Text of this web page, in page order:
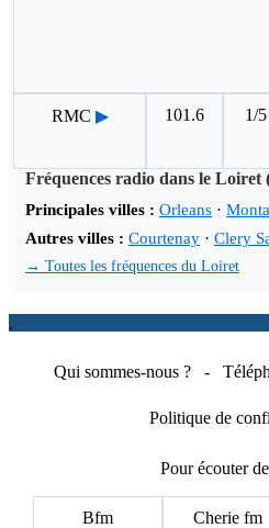
RMC ▶ 101.6 1/5
Fréquences radio dans le Loiret
Principales villes : Orleans ·
Autres villes : Courtenay · Clery
→ Toutes les fréquences du Loiret
.
Qui sommes-nous ? -
Politique de
Pour écouter
Bfm Cherie fm